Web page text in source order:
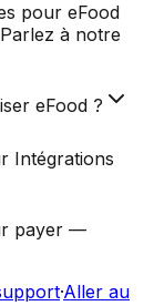
pour eFood
à notre
eFood ?
Intégrations
payer —
·Aller au